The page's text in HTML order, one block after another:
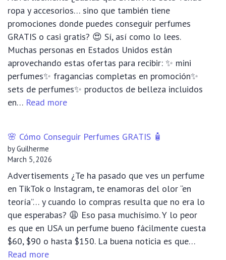
ropa y accesorios… sino que también tiene
promociones donde puedes conseguir perfumes
GRATIS o casi gratis? 😍 Sí, así como lo lees.
Muchas personas en Estados Unidos están
aprovechando estas ofertas para recibir: ✨ mini
perfumes✨ fragancias completas en promoción✨
sets de perfumes✨ productos de belleza incluidos
en… Read more:
Conseguir
en
SHEIN
🧴
🌸 Cómo Conseguir Perfumes GRATIS 🧴
by Guilherme
March 5, 2026
Advertisements ¿Te ha pasado que ves un perfume
en TikTok o Instagram, te enamoras del olor “en
teoría”… y cuando lo compras resulta que no era lo
que esperabas? 😩 Eso pasa muchísimo. Y lo peor
es que en USA un perfume bueno fácilmente cuesta
$60, $90 o hasta $150. La buena noticia es que…
Read more: